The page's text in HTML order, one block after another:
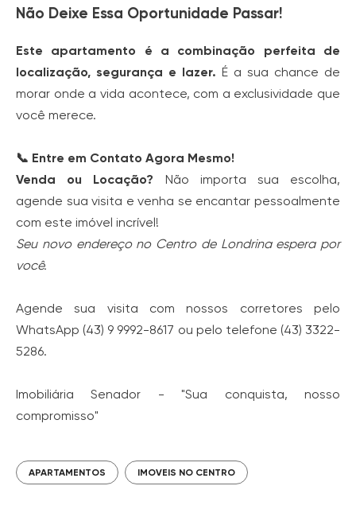
Não Deixe Essa Oportunidade Passar!
Este apartamento é a combinação perfeita de
localização, segurança e lazer. É a sua chance de
morar onde a vida acontece, com a exclusividade que
você merece.
📞 Entre em Contato Agora Mesmo!
Venda ou Locação? Não importa sua escolha,
agende sua visita e venha se encantar pessoalmente
com este imóvel incrível!
Seu novo endereço no Centro de Londrina espera por
você.
Agende sua visita com nossos corretores pelo
WhatsApp (43) 9 9992-8617 ou pelo telefone (43) 3322-
5286.
Imobiliária Senador - "Sua conquista, nosso
compromisso"
APARTAMENTOS IMOVEIS NO CENTRO